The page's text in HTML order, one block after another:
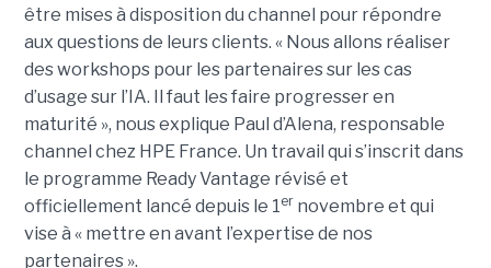
être mises à disposition du channel pour répondre
aux questions de leurs clients. « Nous allons réaliser
des workshops pour les partenaires sur les cas
d’usage sur l’IA. Il faut les faire progresser en
maturité », nous explique Paul d’Alena, responsable
channel chez HPE France. Un travail qui s’inscrit dans
le programme Ready Vantage révisé et
officiellement lancé depuis le 1ernovembre et qui
vise à « mettre en avant l’expertise de nos
partenaires ».